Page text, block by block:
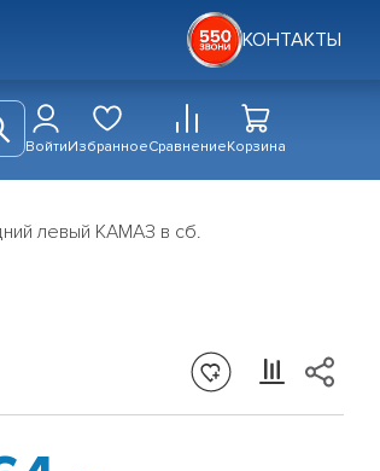
КОНТАКТЫ
ВойтиИзбранноеСравнениеКорзина
левый КАМАЗ в сб.